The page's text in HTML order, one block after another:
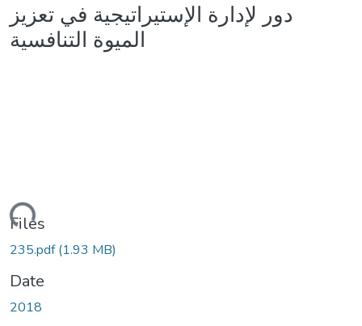
دور لإدارة الإستيراتيجية في تعزيز
الميوة التنافسية
Files
235.pdf(1.93 MB)
Date
2018